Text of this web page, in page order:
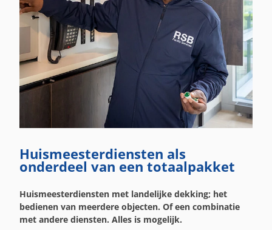
Huismeesterdiensten als
onderdeel van een totaalpakket
Huismeesterdiensten met landelijke dekking; het
bedienen van meerdere objecten. Of een combinatie
met andere diensten. Alles is mogelijk.